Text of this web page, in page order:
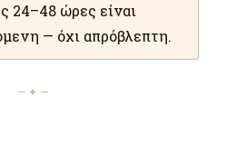
24–48 ώρες είναι
— όχι απρόβλεπτη.
— ✦ —